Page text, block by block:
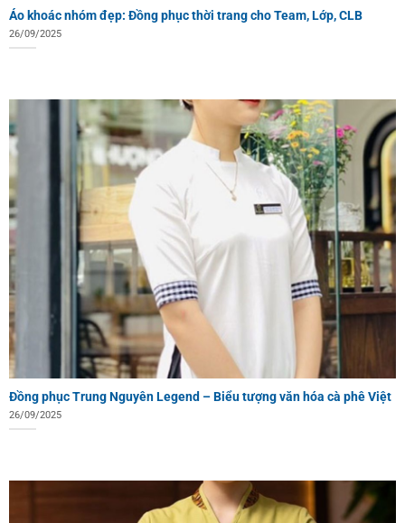
Áo khoác nhóm đẹp: Đồng phục thời trang cho Team, Lớp, CLB
26/09/2025
Đồng phục Trung Nguyên Legend – Biểu tượng văn hóa cà phê Việt
26/09/2025